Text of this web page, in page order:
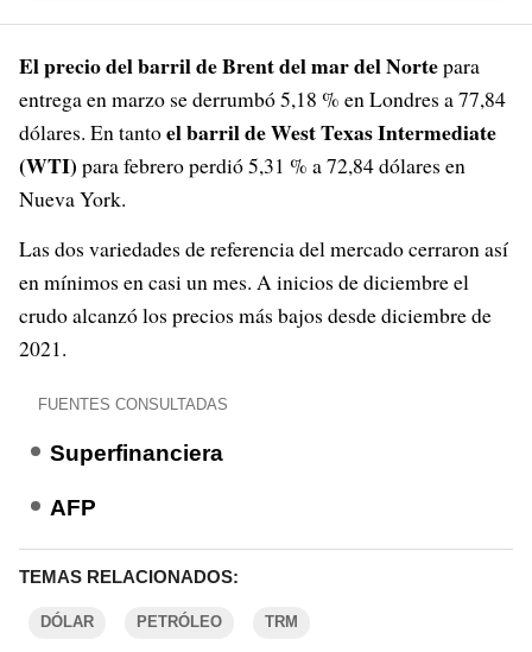
El precio del barril de Brent del mar del Nortepara
entrega en marzo se derrumbó 5,18 % en Londres a 77,84
dólares. En tantoel barril de West Texas Intermediate
(WTI) para febrero perdió 5,31 % a 72,84 dólares en
Nueva York.
Las dos variedades de referencia del mercado cerraron así
en mínimos en casi un mes. A inicios de diciembre el
crudo alcanzó los precios más bajos desde diciembre de
2021.
FUENTES CONSULTADAS
Superfinanciera
AFP
TEMAS RELACIONADOS:
DÓLAR PETRÓLEO TRM